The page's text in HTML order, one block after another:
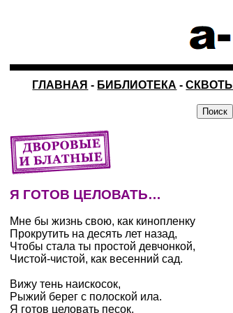
ГЛАВНАЯ - БИБЛИОТЕКА -СКВОТЫ
Я ГОТОВ ЦЕЛОВАТЬ…
Мне бы жизнь свою, как кинопленку
Прокрутить на десять лет назад,
Чтобы стала ты простой девчонкой,
Чистой-чистой, как весенний сад.
Вижу тень наискосок,
Рыжий берег с полоской ила.
Я готов целовать песок,